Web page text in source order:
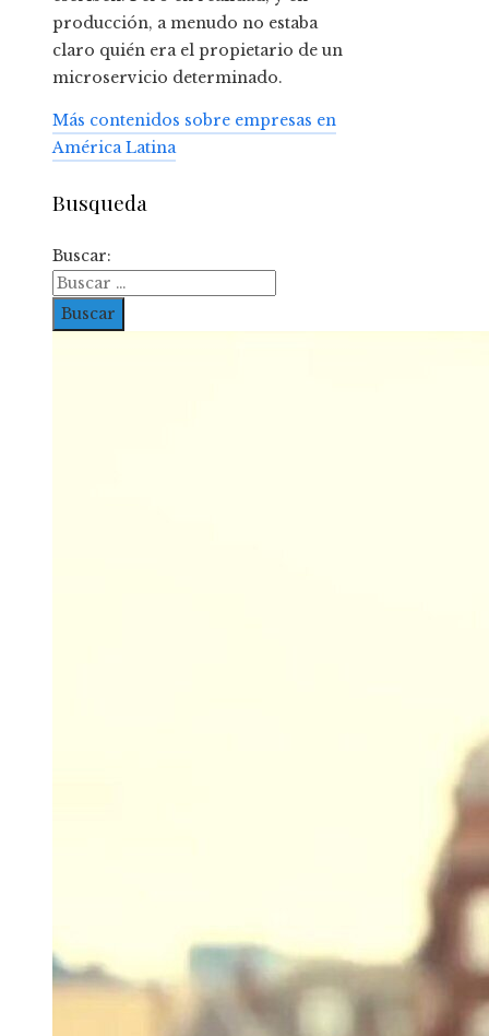
producción, a menudo no estaba
claro quién era el propietario de un
microservicio determinado.
Más contenidos sobre empresas en
América Latina
Busqueda
Buscar: